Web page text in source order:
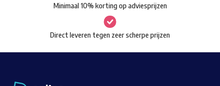
de
productpagina
Minimaal 10% korting op adviesprijzen
Direct leveren tegen zeer scherpe prijzen